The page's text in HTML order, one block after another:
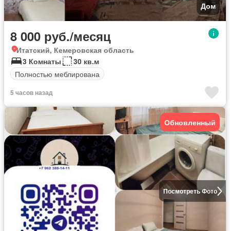
Дом
8 000 руб./месяц
Итатский, Кемеровская область
3 Комнаты
30 кв.м
Полностью меблирована
5 часов назад
Посмотреть Фото
Обновленный